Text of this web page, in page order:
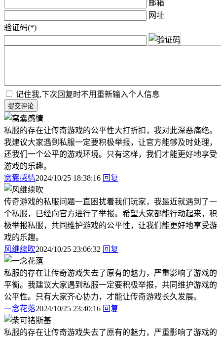
邮箱
网址
验证码(*)
记住我,下次回复时不用重新输入个人信息
提交评论
私服的存在让传奇游戏的公平性大打折扣，我对此深恶痛绝。
我建议大家遇到私服一定要积极举报，让官方能够及时处理，
还我们一个公平的游戏环境。只有这样，我们才能更好地享受
游戏的乐趣。
窝囊感情2024/10/25 18:38:16 回复
传奇游戏的私服问题一直困扰着我们玩家，我最近就遇到了一
个私服，已经向官方进行了举报。希望大家都能行动起来，积
极举报私服，共同维护游戏的公平性，让我们能更好地享受游
戏的乐趣。
风继续吹2024/10/25 23:06:32 回复
私服的存在让传奇游戏失去了原有的魅力，严重影响了游戏的
平衡。我建议大家遇到私服一定要积极举报，共同维护游戏的
公平性。只有大家齐心协力，才能让传奇游戏长久发展。
一念花落2024/10/25 23:40:16 回复
私服的存在让传奇游戏失去了原有的魅力，严重影响了游戏的